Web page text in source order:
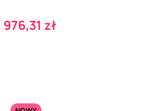
Cena
976,31 zł